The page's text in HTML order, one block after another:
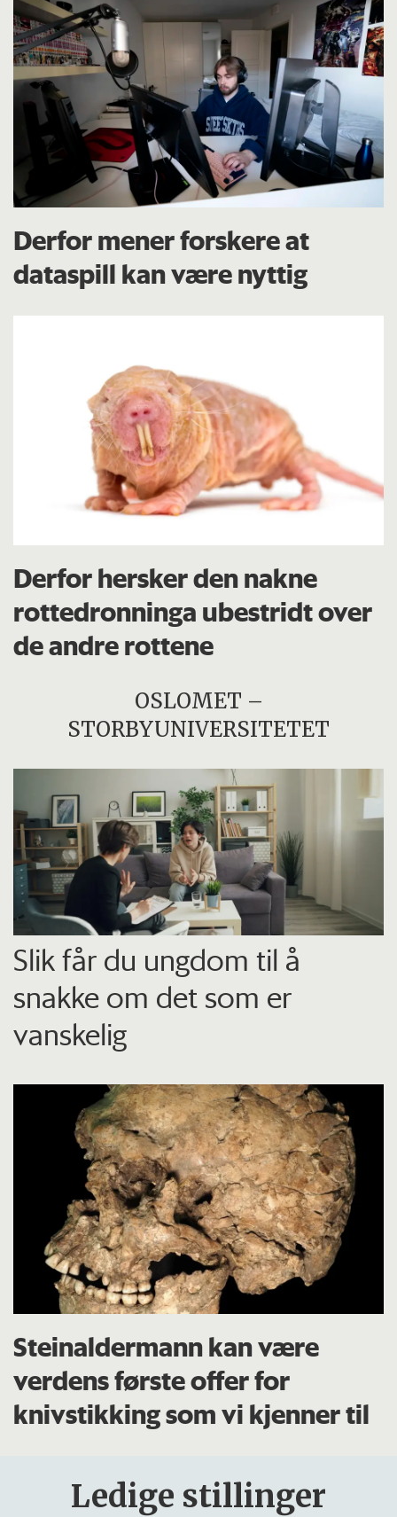
Derfor mener forskere at
dataspill kan være nyttig
Derfor hersker den nakne
rottedronninga ubestridt over
de andre rottene
OSLOMET –
STORBYUNIVERSITETET
Slik får du ungdom til å
snakke om det som er
vanskelig
Steinaldermann kan være
verdens første offer for
knivstikking som vi kjenner til
Ledige stillinger